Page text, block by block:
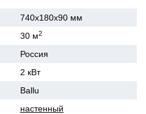
740x180x90 мм
30 м2
Россия
2 кВт
Ballu
настенный